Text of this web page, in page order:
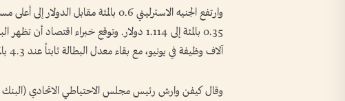
آلاف وظيفة في يونيو، مع بقاء معدل البطالة ثابتاً عند 4.3 بالمئة.
وقال كيفن وارش رئيس مجلس الاحتياطي الاتحادي (البنك